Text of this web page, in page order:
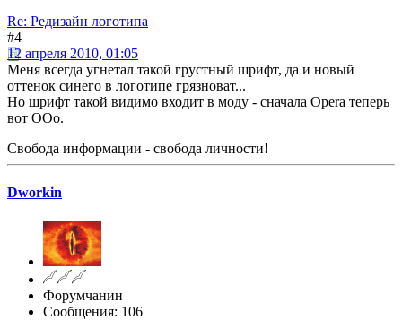
Re: Редизайн логотипа
#4
12 апреля 2010, 01:05
Меня всегда угнетал такой грустный шрифт, да и новый
оттенок синего в логотипе грязноват...
Но шрифт такой видимо входит в моду - сначала Opera теперь
вот OOo.
Свобода информации - свобода личности!
Dworkin
Форумчанин
Сообщения: 106